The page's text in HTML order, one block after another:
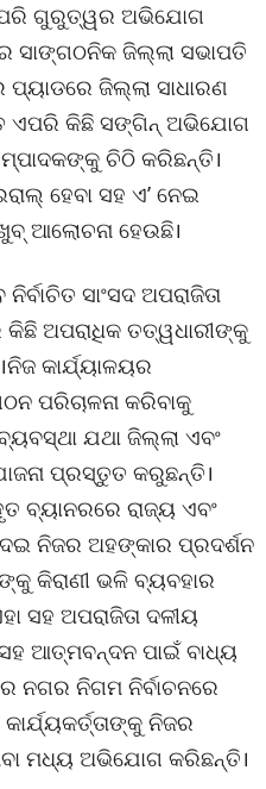
ଗୁରୁତ୍ୱର ଅଭିଯୋଗ
ଜିଲ୍ଲା ସଭାପତି
ଜିଲ୍ଲା ସାଧାରଣ
ଏପରି କିଛି ସଙ୍ଗିନ୍ ଅଭିଯୋଗ
ଚିଠି କରିଛନ୍ତି।
ହେବା ସହ ଏ’ ନେଇ
ଆଲୋଚନା ହେଉଛି।
ସାଂସଦ ଅପରାଜିତା
କିଛି ଅପରାଧିକ ତତ୍ୱଧାରୀଙ୍କୁ
କାର୍ଯ୍ୟାଳୟର
ପରିଚାଳନା କରିବାକୁ
ଯଥା ଜିଲ୍ଲା ଏବଂ
ପ୍ରସ୍ତୁତ କରୁଛନ୍ତି।
ବ୍ୟାନରରେ ରାଜ୍ୟ ଏବଂ
ନିଜର ଅହଙ୍କାର ପ୍ରଦର୍ଶନ
କିରାଣୀ ଭଳି ବ୍ୟବହାର
ସହ ଅପରାଜିତା ଦଳୀୟ
ଆତ୍ମବନ୍ଦନ ପାଇଁ ବାଧ୍ୟ
ନଗର ନିଗମ ନିର୍ବାଚନରେ
ନିଜର
ମଧ୍ୟ ଅଭିଯୋଗ କରିଛନ୍ତି।